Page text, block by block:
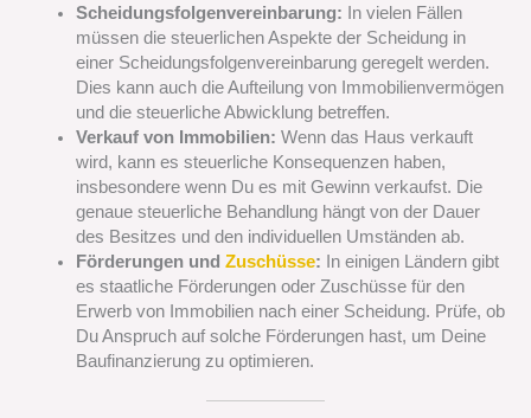
Scheidungsfolgenvereinbarung: In vielen Fällen
müssen die steuerlichen Aspekte der Scheidung in
einer Scheidungsfolgenvereinbarung geregelt werden.
Dies kann auch die Aufteilung von Immobilienvermögen
und die steuerliche Abwicklung betreffen.
Verkauf von Immobilien: Wenn das Haus verkauft
wird, kann es steuerliche Konsequenzen haben,
insbesondere wenn Du es mit Gewinn verkaufst. Die
genaue steuerliche Behandlung hängt von der Dauer
des Besitzes und den individuellen Umständen ab.
Förderungen und Zuschüsse: In einigen Ländern gibt
es staatliche Förderungen oder Zuschüsse für den
Erwerb von Immobilien nach einer Scheidung. Prüfe, ob
Du Anspruch auf solche Förderungen hast, um Deine
Baufinanzierung zu optimieren.